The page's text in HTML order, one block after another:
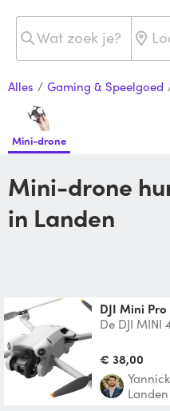
Alles / Gaming & Speelgoed
Mini-drone
Mini-drone huren van je buren
in Landen
DJI Mini
De DJI
hoeft te
€ 38,00
Yannick
Landen